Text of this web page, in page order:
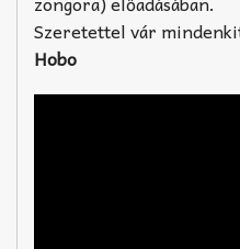
Szeretettel vár
Hobo